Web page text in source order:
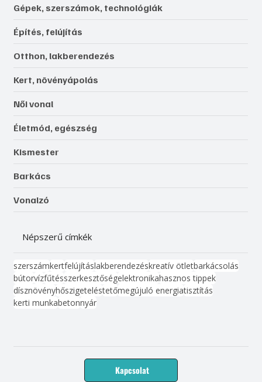
Gépek, szerszámok, technológiák
Építés, felújítás
Otthon, lakberendezés
Kert, növényápolás
Női vonal
Életmód, egészség
Kismester
Barkács
Vonalzó
Népszerű címkék
szerszámkertfelújításlakberendezéskreatív ötletbarkácsolás
bútorvízfűtésszerkesztőségelektronikahasznos tippek
dísznövényhőszigeteléstetőmegújuló energiatisztítás
kerti munkabetonnyár
Kapcsolat